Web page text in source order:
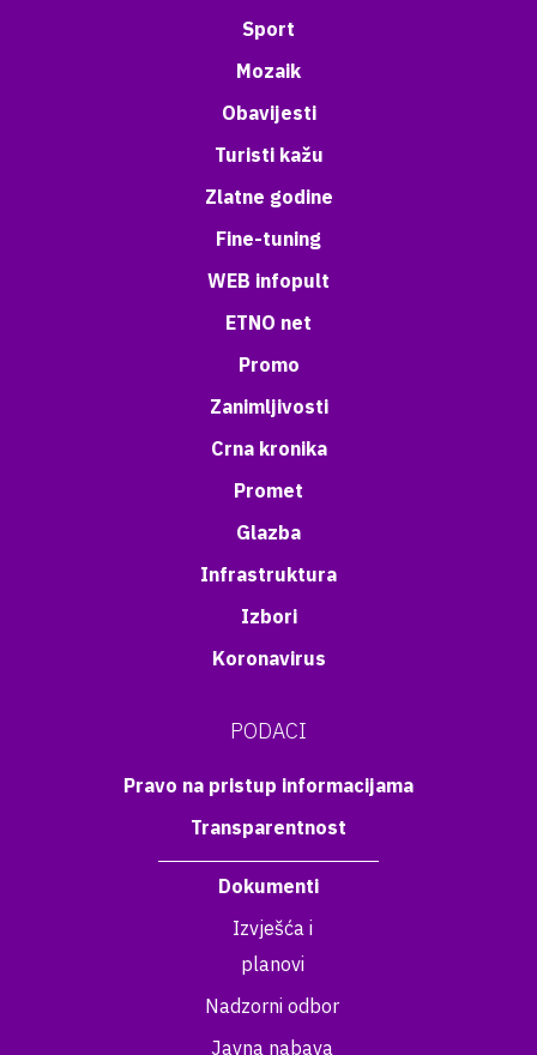
Sport
Mozaik
Obavijesti
Turisti kažu
Zlatne godine
Fine-tuning
WEB infopult
ETNO net
Promo
Zanimljivosti
Crna kronika
Promet
Glazba
Infrastruktura
Izbori
Koronavirus
PODACI
Pravo na pristup informacijama
Transparentnost
Dokumenti
Izvješća i
planovi
Nadzorni odbor
Javna nabava